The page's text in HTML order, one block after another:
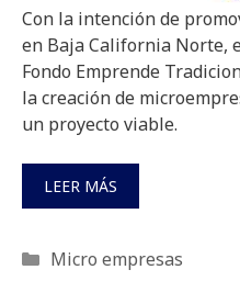
Con la intención de
en Baja California Norte,
Fondo Emprende
la creación de
un proyecto viable.
LEER MÁS
Categorías
Micro empresas